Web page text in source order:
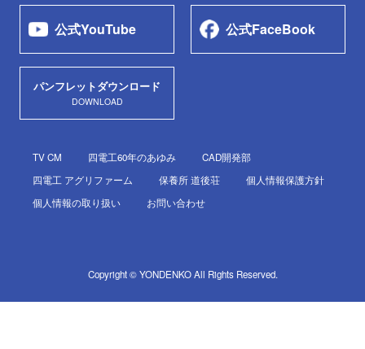
公式YouTube 公式FaceBook
パンフレットダウンロード
DOWNLOAD
TV CM 四電工60年のあゆみ
CAD開発部
四電工 アグリファーム
保養所 道後荘
個人情報保護方針
個人情報の取り扱い
お問い合わせ
Copyright © YONDENKO All Rights Reserved.